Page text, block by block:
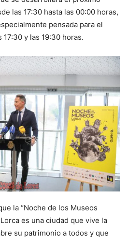
las 17:30 hasta las 00:00 horas,
pensada para el
y las 19:30 horas.
la “Noche de los Museos
es una ciudad que vive la
su patrimonio a todos y que